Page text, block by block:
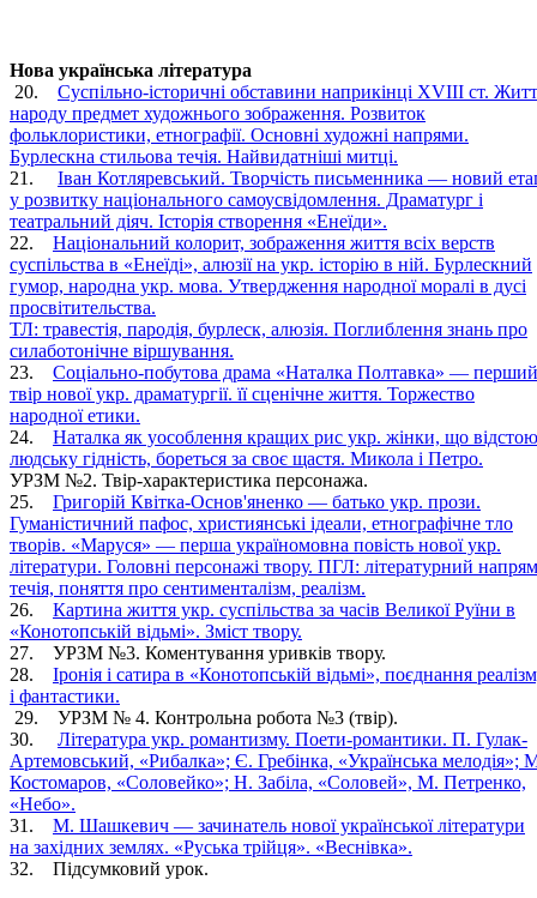
Нова українська література
20. Суспільно-історичні обставини наприкінці XVIII ст.
народу предмет художнього зображення. Розвиток
фольклористики, етнографії. Основні художні напрями.
Бурлескна стильова течія. Найвидатніші митці.
21. Іван Котляревський. Творчість письменника — новий
у розвитку національного самоусвідомлення. Драматург і
театральний діяч. Історія створення «Енеїди».
22. Національний колорит, зображення життя всіх верств
суспільства в «Енеїді», алюзії на укр. історію в ній. Бурлескний
гумор, народна укр. мова. Утвердження народної моралі в дусі
просвітительства.
ТЛ: травестія, пародія, бурлеск, алюзія. Поглиблення знань про
силаботонічне віршування.
23. Соціально-побутова драма «Наталка Полтавка» — перший
твір нової укр. драматургії. її сценічне життя. Торжество
народної етики.
24. Наталка як уособлення кращих рис укр. жінки, що
людську гідність, бореться за своє щастя. Микола і Петро.
УРЗМ №2. Твір-характеристика персонажа.
25. Григорій Квітка-Основ'яненко — батько укр. прози.
Гуманістичний пафос, християнські ідеали, етнографічне тло
творів. «Маруся» — перша україномовна повість нової укр.
літератури. Головні персонажі твору. ПГЛ: літературний
течія, поняття про сентименталізм, реалізм.
26. Картина життя укр. суспільства за часів Великої Руїни в
«Конотопській відьмі». Зміст твору.
27. УРЗМ №3. Коментування уривків твору.
28. Іронія і сатира в «Конотопській відьмі», поєднання
і фантастики.
29. УРЗМ № 4. Контрольна робота №3 (твір).
30. Література укр. романтизму. Поети-романтики. П. Гулак-
Артемовський, «Рибалка»; Є. Гребінка, «Українська мелодія»;
Костомаров, «Соловейко»; Н. Забіла, «Соловей», М. Петренко,
«Небо».
31. М. Шашкевич — зачинатель нової української літератури
на західних землях. «Руська трійця». «Веснівка».
32. Підсумковий урок.